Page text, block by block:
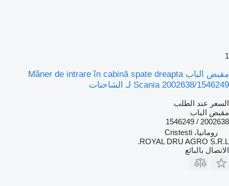
1
مقبض الباب Mâner de intrare în cabină spate dreapta
Scania 2002638/1546249 لـ الشاحنات
السعر عند الطلب
مقبض الباب
2002638 / 1546249
رومانيا، Cristesti
ROYAL DRU AGRO S.R.L.
الاتصال بالبائع